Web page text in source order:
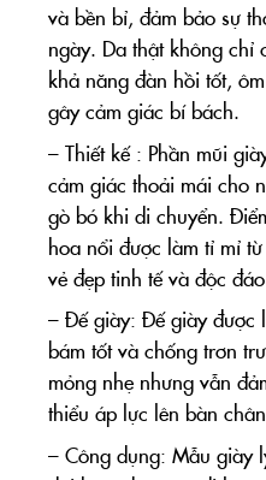
và bền bỉ, đảm bảo sự
ngày. Da thật không chỉ
khả năng đàn hồi tốt,
gây cảm giác bí bách.
– Thiết kế : Phần mũi
cảm giác thoải mái cho
gò bó khi di chuyển.
hoa nổi được làm tỉ mỉ
vẻ đẹp tinh tế và độc
– Đế giày: Đế giày được
bám tốt và chống trơn
mỏng nhẹ nhưng vẫn
thiểu áp lực lên bàn
– Công dụng: Mẫu giày